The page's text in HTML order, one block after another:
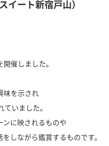
イート新宿戸山）
催しました。
味を示され
いました。
に映されるものや
しながら鑑賞するものです。